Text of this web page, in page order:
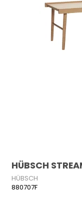
HÜBSCH
HÜBSCH
880707F